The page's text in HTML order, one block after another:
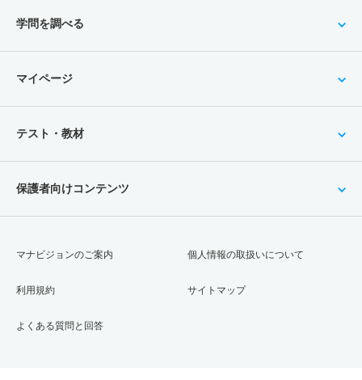
学問を調べる
マイページ
テスト・教材
保護者向けコンテンツ
マナビジョンのご案内
利用規約
よくある質問と回答
個人情報の取扱いについて
サイトマップ